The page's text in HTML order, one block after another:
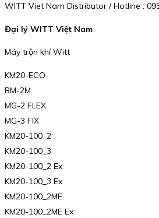
WITT Viet Nam Distributor / Hotline :
Đại lý WITT Việt Nam
Máy trộn khí Witt
KM20-ECO
BM-2M
MG-2 FLEX
MG-3 FIX
KM20-100_2
KM20-100_3
KM20-100_2 Ex
KM20-100_3 Ex
KM20-100_2ME
KM20-100_2ME Ex